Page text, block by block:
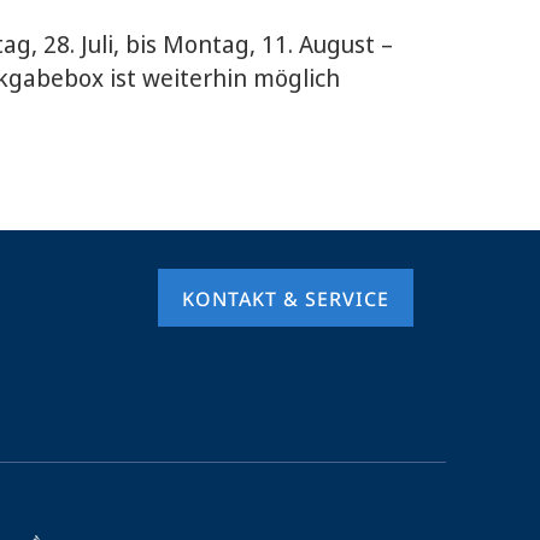
28. Juli, bis Montag, 11. August –
ist weiterhin möglich
KONTAKT & SERVICE